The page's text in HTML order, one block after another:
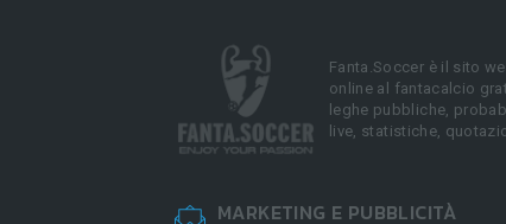
Fanta.Soccer è il sito
online al fantacalcio
leghe pubbliche,
live, statistiche,
MARKETING E PUBBLICITÀ